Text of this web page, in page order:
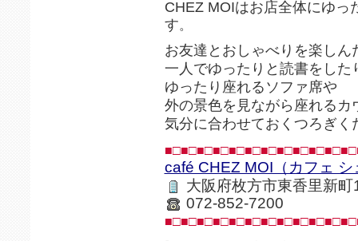
CHEZ MOIはお店全体にゆっ
す。
お友達とおしゃべりを楽しん
一人でゆったりと読書をした
ゆったり座れるソファ席や
外の景色を見ながら座れるカ
気分に合わせておくつろぎく
café CHEZ MOI（カフェ シ
大阪府枚方市東香里新町
072-852-7200